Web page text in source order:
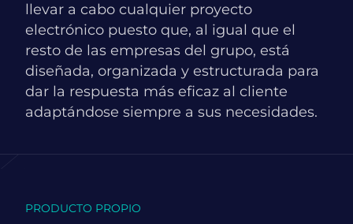
llevar a cabo cualquier proyecto
electrónico puesto que, al igual que el
resto de las empresas del grupo, está
diseñada, organizada y estructurada para
dar la respuesta más eficaz al cliente
adaptándose siempre a sus necesidades.
PRODUCTO PROPIO